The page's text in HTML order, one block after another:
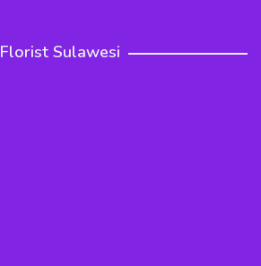
Florist Sulawesi